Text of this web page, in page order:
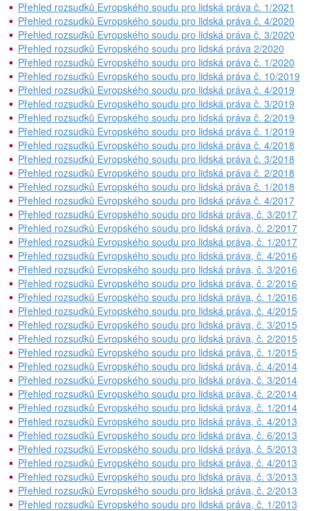
Přehled rozsudků Evropského soudu pro lidská práva č. 1/2021
Přehled rozsudků Evropského soudu pro lidská práva č. 4/2020
Přehled rozsudků Evropského soudu pro lidská práva č. 3/2020
Přehled rozsudků Evropského soudu pro lidská práva 2/2020
Přehled rozsudků Evropského soudu pro lidská práva č. 1/2020
Přehled rozsudků Evropského soudu pro lidská práva č. 10/2019
Přehled rozsudků Evropského soudu pro lidská práva č. 4/2019
Přehled rozsudků Evropského soudu pro lidská práva č. 3/2019
Přehled rozsudků Evropského soudu pro lidská práva č. 2/2019
Přehled rozsudků Evropského soudu pro lidská práva č. 1/2019
Přehled rozsudků Evropského soudu pro lidská práva č. 4/2018
Přehled rozsudků Evropského soudu pro lidská práva č. 3/2018
Přehled rozsudků Evropského soudu pro lidská práva č. 2/2018
Přehled rozsudků Evropského soudu pro lidská práva č. 1/2018
Přehled rozsudků Evropského soudu pro lidská práva č. 4/2017
Přehled rozsudků Evropského soudu pro lidská práva, č. 3/2017
Přehled rozsudků Evropského soudu pro lidská práva, č. 2/2017
Přehled rozsudků Evropského soudu pro lidská práva, č. 1/2017
Přehled rozsudků Evropského soudu pro lidská práva, č. 4/2016
Přehled rozsudků Evropského soudu pro lidská práva, č. 3/2016
Přehled rozsudků Evropského soudu pro lidská práva, č. 2/2016
Přehled rozsudků Evropského soudu pro lidská práva, č. 1/2016
Přehled rozsudků Evropského soudu pro lidská práva, č. 4/2015
Přehled rozsudků Evropského soudu pro lidská práva, č. 3/2015
Přehled rozsudků Evropského soudu pro lidská práva, č. 2/2015
Přehled rozsudků Evropského soudu pro lidská práva, č. 1/2015
Přehled rozsudků Evropského soudu pro lidská práva, č. 4/2014
Přehled rozsudků Evropského soudu pro lidská práva, č. 3/2014
Přehled rozsudků Evropského soudu pro lidská práva, č. 2/2014
Přehled rozsudků Evropského soudu pro lidská práva, č. 1/2014
Přehled rozsudků Evropského soudu pro lidská práva, č. 4/2013
Přehled rozsudků Evropského soudu pro lidská práva, č. 6/2013
Přehled rozsudků Evropského soudu pro lidská práva, č. 5/2013
Přehled rozsudků Evropského soudu pro lidská práva, č. 4/2013
Přehled rozsudků Evropského soudu pro lidská práva, č. 3/2013
Přehled rozsudků Evropského soudu pro lidská práva, č. 2/2013
Přehled rozsudků Evropského soudu pro lidská práva, č. 1/2013